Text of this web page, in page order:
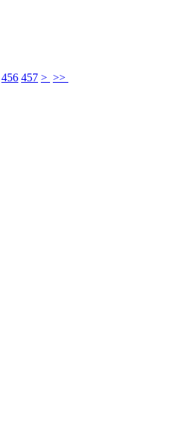
456 457 > >>